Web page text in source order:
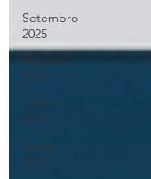
Setembro
2025
Agosto
2025
Julho
2025
Junho
2025